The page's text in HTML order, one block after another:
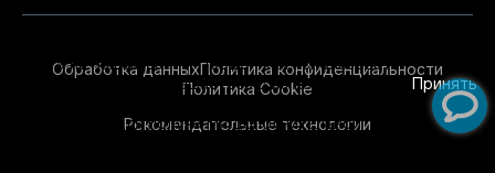
Обработка данныхПолитика конфиденциальности
Политика Cookie
Рекомендательные технологии
опыта на нашем сайте. Продолжая использовать
данный сайт, вы соглашаетесь с использованием
технологий. Для получения дополнительной
Принять